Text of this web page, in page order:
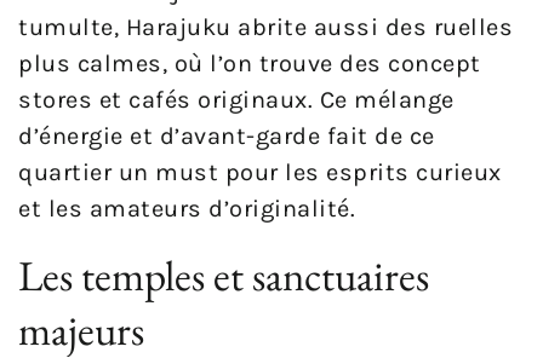
tumulte, Harajuku abrite aussi des ruelles
plus calmes, où l’on trouve des concept
stores et cafés originaux. Ce mélange
d’énergie et d’avant-garde fait de ce
quartier un must pour les esprits curieux
et les amateurs d’originalité.
Les temples et sanctuaires
majeurs